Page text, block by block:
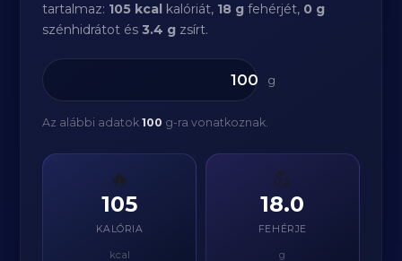
tartalmaz: 105 kcal kalóriát, 18 g fehérjét, 0 g
szénhidrátot és3.4 g zsírt.
g
Az alábbi adatok100 g-ra vonatkoznak.
🔥
105
KALÓRIA
kcal
💪
18.0
FEHÉRJE
g